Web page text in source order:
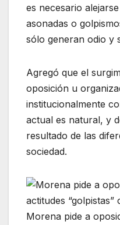
es necesario
asonadas o
sólo generan odio y
Agregó que el
oposición u
institucionalmente
actual es natural, y
resultado de las
sociedad.
Morena pide a